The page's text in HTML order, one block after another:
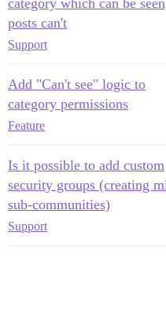
category which can be
posts can't
Support
Add "Can't see" logic to
category permissions
Feature
Is it possible to add custom
security groups (creating
sub-communities)
Support